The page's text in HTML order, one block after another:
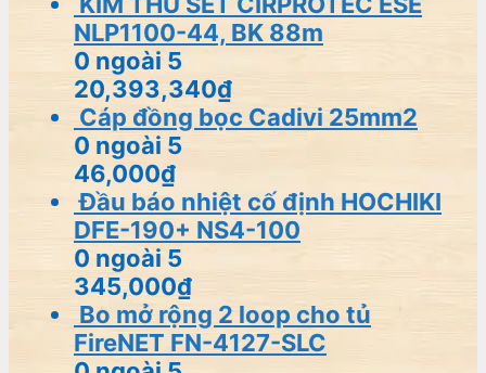
NLP1100-44, BK 88m
0 ngoài 5
20,393,340₫
Cáp đồng bọc Cadivi 25mm2
0 ngoài 5
46,000₫
Đầu báo nhiệt cố định HOCHIKI
DFE-190+ NS4-100
0 ngoài 5
345,000₫
Bo mở rộng 2 loop cho tủ
FireNET FN-4127-SLC